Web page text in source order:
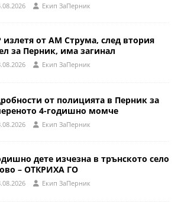
Eкип ЗаПерник
излетя от АМ Струма, след втория
за Перник, има загинал
Eкип ЗаПерник
от полицията в Перник за
4-годишно момче
Eкип ЗаПерник
дете изчезна в трънското село
– ОТКРИХА ГО
Eкип ЗаПерник